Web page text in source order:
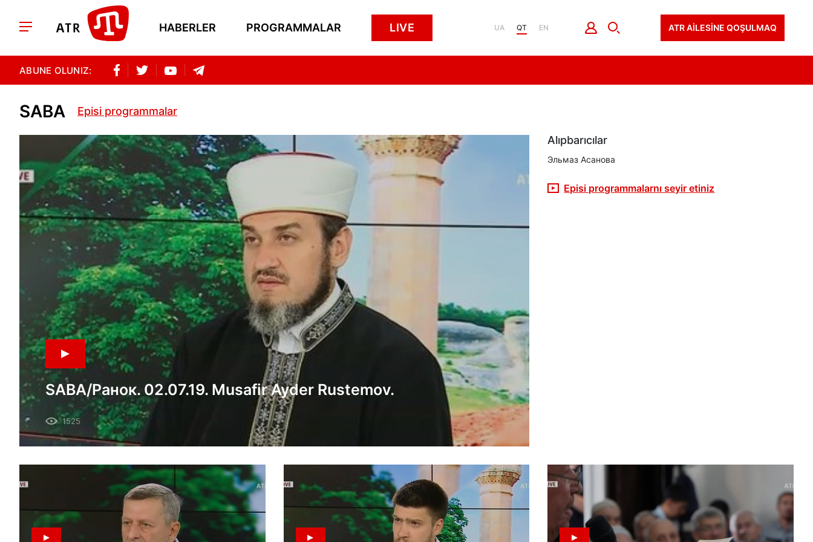
HABERLER PROGRAMMALAR LIVE UA QT EN ATR AİLESİNE QOŞULMAQ
ABUNE OLUNIZ:
SABA Episi programmalar
SABA/Ранок. 02.07.19. Musafir Ayder Rustemov.
Mevzular: Kezlev şeeriniñ Cuma camisi ve onıñ tarihi;
Qırım musulmanları diniy idaresiniñ teşkil etilüvi ve
1525
Alıpbarıcılar
Эльмаз Асанова
Episi programmalarnı seyir etiniz